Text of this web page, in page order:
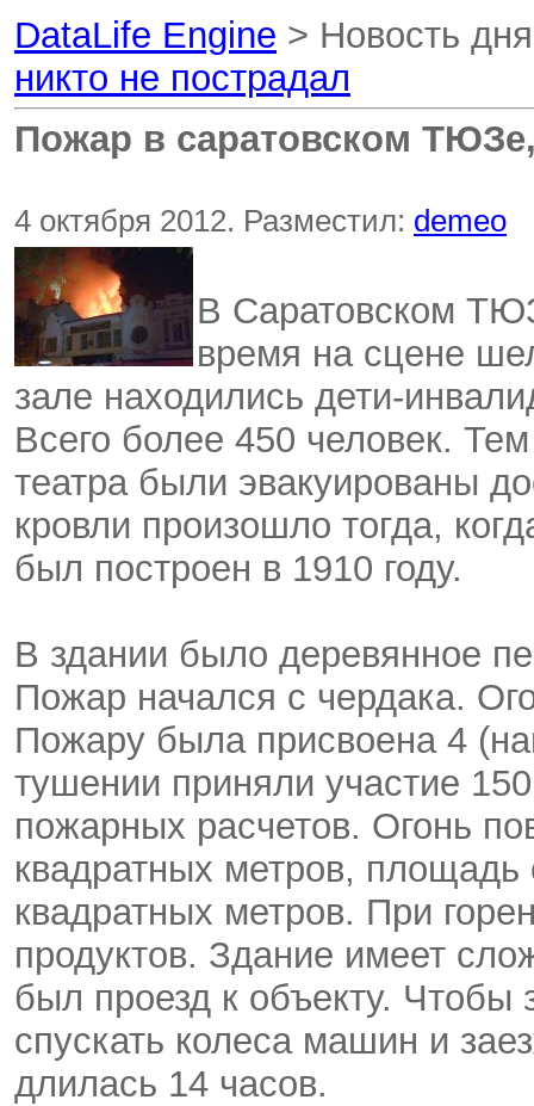
DataLife Engine > Новость
никто не пострадал
Пожар в саратовском
4 октября 2012. Разместил: demeo
В Саратовском
время на сцене
зале находились дети-
Всего более 450 человек.
театра были эвакуированы
кровли произошло тогда,
был построен в 1910 году.
В здании было деревянное
Пожар начался с чердака.
Пожару была присвоена 4
тушении приняли участие
пожарных расчетов. Огонь
квадратных метров,
квадратных метров. При
продуктов. Здание имеет
был проезд к объекту. Чтобы
спускать колеса машин и
длилась 14 часов.